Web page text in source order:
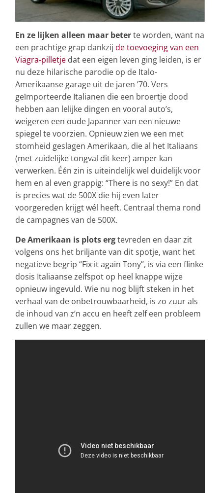
En ze lijken alleen maar beterte worden, want na
een prachtige grap dankzij de toevoeging van een
Viagra-pilletje dat een eigen leven ging leiden, is er
nu deze hilarische parodie op de Italo-
Amerikaanse garage uit de jaren ’70. Vers
geïmporteerde Italianen die een broertje dood
hebben aan lelijke dingen en vooral auto’s,
weigeren een oude Japanner van een nieuwe
spiegel te voorzien. Opnieuw zien we een met
stomheid geslagen Amerikaan, die al het Italiaans
(met zuidelijke tongval dit keer) amper kan
verwerken. Één zin is uiteindelijk wel duidelijk voor
hem en al even grappig: “There is no sexy!” En dat
is precies wat de 500X die hij even later
voorgereden krijgt wél heeft. Centraal thema rond
de campagnes van de 500X.
De Amerikaan is plots ergtevreden en daar zit
volgens ons het briljante van dit spotje, want het
negatieve begrip “Fix it again Tony”, is via een flinke
dosis Italiaanse zelfspot op heel knappe wijze
opnieuw ingevuld. Wie nu nog blijft steken in het
verhaal van de onbetrouwbaarheid, is zo zuur als
de inhoud van z’n accu en heeft zelf een probleem
zullen we maar zeggen.